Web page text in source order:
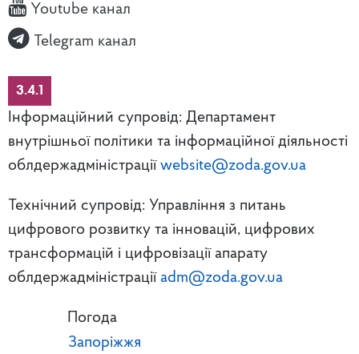
Youtube канал
Telegram канал
3.4.1
Інформаційний супровід: Департамент
внутрішньої політики та інформаційної діяльності
облдержадміністрації website@zoda.gov.ua
Технічний супровід: Управління з питань
цифрового розвитку та інновацій, цифрових
трансформацій і цифровізації апарату
облдержадміністрації adm@zoda.gov.ua
Погода
Запоріжжя